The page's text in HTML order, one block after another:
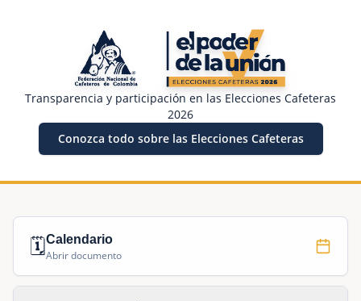
Transparencia y participación en las Elecciones Cafeteras
2026
Conozca todo sobre las Elecciones Cafeteras
Elecciones Cafeteras 2026 - Micrositio de Transparencia
🗓️Calendario
Abrir documento